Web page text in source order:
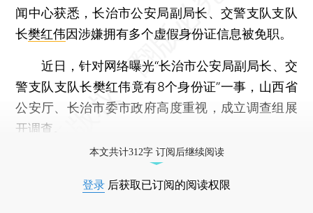
闻中心获悉，长治市公安局副局长、交警支队支队
长樊红伟因涉嫌拥有多个虚假身份证信息被免职。
近日，针对网络曝光“长治市公安局副局长、交
警支队支队长樊红伟竟有8个身份证”一事，山西省
公安厅、长治市委市政府高度重视，成立调查组展
开调查。
本文共计312字 订阅后继续阅读
登录 后获取已订阅的阅读权限